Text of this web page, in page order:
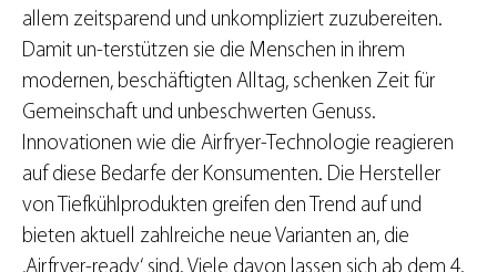
allem zeitsparend und unkompliziert zuzubereiten.
Damit un-terstützen sie die Menschen in ihrem
modernen, beschäftigten Alltag, schenken Zeit für
Gemeinschaft und unbeschwerten Genuss.
Innovationen wie die Airfryer-Technologie reagieren
auf diese Bedarfe der Konsumenten. Die Hersteller
von Tiefkühlprodukten greifen den Trend auf und
bieten aktuell zahlreiche neue Varianten an, die